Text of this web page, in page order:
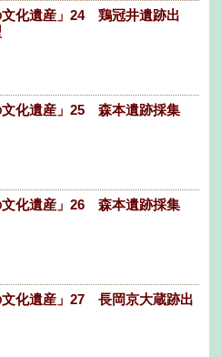
文化遺産」24 鶏冠井遺跡出
文化遺産」25 森本遺跡採集
文化遺産」26 森本遺跡採集
文化遺産」27 長岡京大蔵跡出